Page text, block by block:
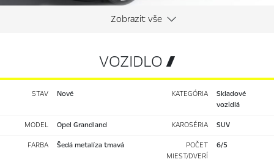
VOZIDLO 
STAV nové KATEGÓRIA
Skladové
vozidlá
MODEL Opel Grandland KAROSÉRIA SUV
FARBA Šedá metalíza tmavá
POČET
MIEST/DVERÍ
6/5